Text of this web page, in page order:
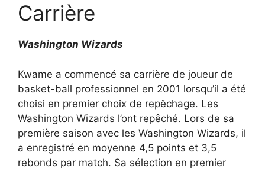
Carrière
Washington Wizards
Kwame a commencé sa carrière de joueur de
basket-ball professionnel en 2001 lorsqu’il a été
choisi en premier choix de repêchage. Les
Washington Wizards l’ont repêché. Lors de sa
première saison avec les Washington Wizards, il
a enregistré en moyenne 4,5 points et 3,5
rebonds par match. Sa sélection en premier